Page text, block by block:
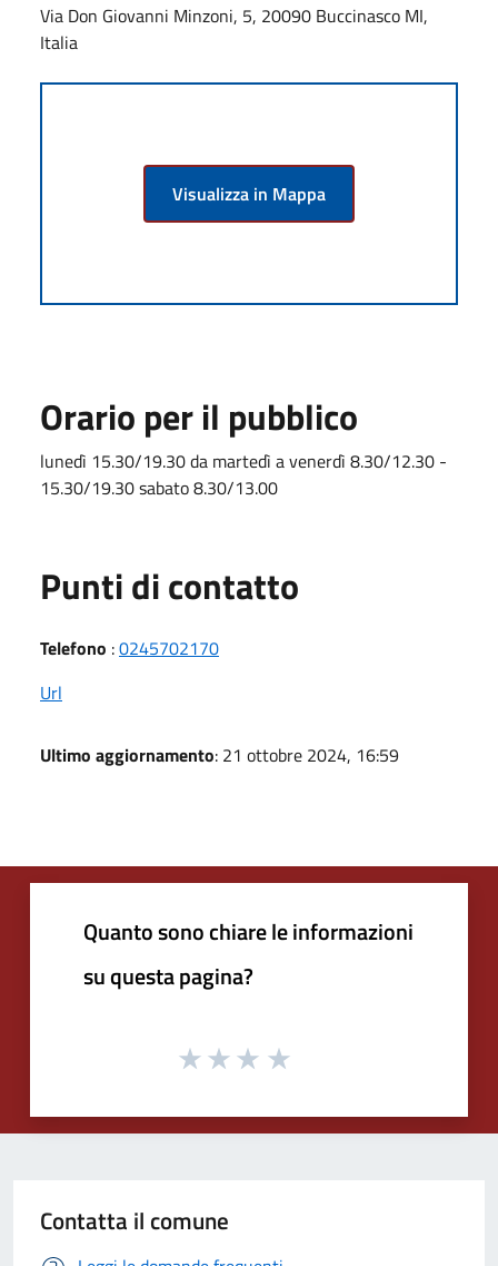
Via Don Giovanni Minzoni, 5, 20090 Buccinasco MI,
Italia
Visualizza in Mappa
Orario per il pubblico
lunedì 15.30/19.30 da martedì a venerdì 8.30/12.30 -
15.30/19.30 sabato 8.30/13.00
Punti di contatto
Telefono :0245702170
Url
Ultimo aggiornamento: 21 ottobre 2024, 16:59
Quanto sono chiare le informazioni
su questa pagina?
Contatta il comune